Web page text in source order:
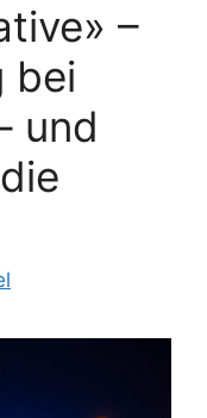
–
bei
und